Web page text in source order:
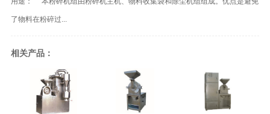
了物料在粉碎过...
相关产品：